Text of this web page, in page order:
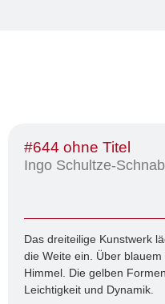
#644 ohne Titel
Ingo Schultze-Schnabl
Das dreiteilige Kunstwerk
die Weite ein. Über
Himmel. Die gelben
Leichtigkeit und Dynamik.